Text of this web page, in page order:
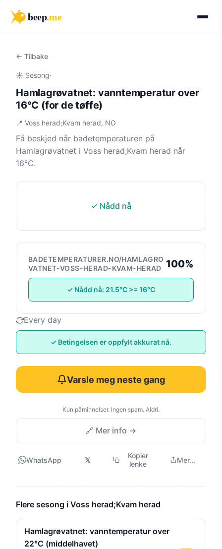
beep.me
← Tilbake
☀️ Sesong·
Hamlagrøvatnet: vanntemperatur over
16°C (for de tøffe)
📍 Voss herad;Kvam herad, NO
Få beskjed når badetemperaturen på
Hamlagrøvatnet i Voss herad;Kvam herad når
16°C.
✓ Nådd nå
BADETEMPERATURER.NO/HAMLAGRO
VATNET-VOSS-HERAD-KVAM-HERAD
100%
✓ Nådd nå: 21.5°C >= 16°C
Every day
✓ Betingelsen er oppfylt akkurat nå.
Varsle meg neste gang
Kun påminnelser. Ingen spam. Aldri.
🔗 Mer info →
WhatsApp 𝕏
Kopier
lenke
Mer...
Flere sesong i Voss herad;Kvam herad
Hamlagrøvatnet: vanntemperatur over
22°C (middelhavet)